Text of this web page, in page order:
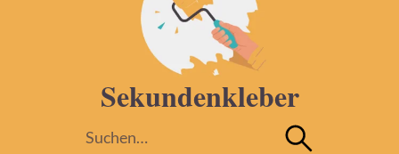
Sekundenkleber